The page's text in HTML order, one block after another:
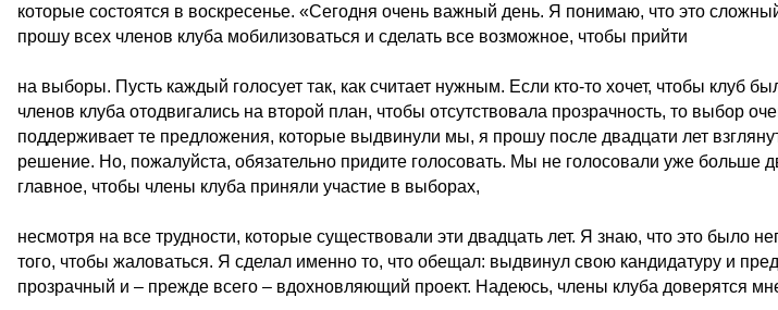
которые состоятся в воскресенье. «Сегодня очень важный день. Я понимаю, что это
прошу всех членов клуба мобилизоваться и сделать все возможное, чтобы прийти
на выборы. Пусть каждый голосует так, как считает нужным. Если кто-то хочет, чтобы клуб
членов клуба отодвигались на второй план, чтобы отсутствовала прозрачность, то выбор
поддерживает те предложения, которые выдвинули мы, я прошу после двадцати лет
решение. Но, пожалуйста, обязательно придите голосовать. Мы не голосовали уже больше
главное, чтобы члены клуба приняли участие в выборах,
несмотря на все трудности, которые существовали эти двадцать лет. Я знаю, что это было
того, чтобы жаловаться. Я сделал именно то, что обещал: выдвинул свою кандидатуру и
прозрачный и – прежде всего – вдохновляющий проект. Надеюсь, члены клуба доверятся